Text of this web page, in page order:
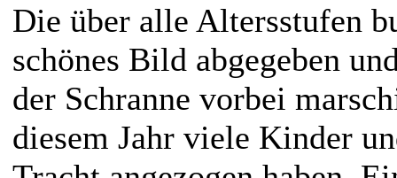
Die über alle Altersstufen
schönes Bild abgegeben
der Schranne vorbei
diesem Jahr viele Kinder